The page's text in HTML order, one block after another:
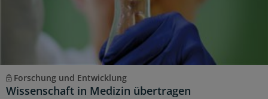
Forschung und Entwicklung
Wissenschaft in Medizin übertragen